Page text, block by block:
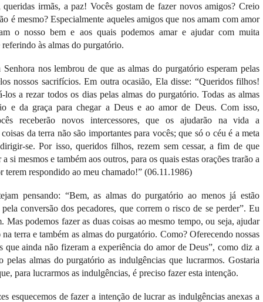
queridas irmãs, a paz! Vocês gostam de fazer novos amigos? Creio
é mesmo? Especialmente aqueles amigos que nos amam com amor
o nosso bem e aos quais podemos amar e ajudar com muita
às almas do purgatório.
Senhora nos lembrou de que as almas do purgatório esperam pelas
nossos sacrifícios. Em outra ocasião, Ela disse: “Queridos filhos!
los a rezar todos os dias pelas almas do purgatório. Todas as almas
e da graça para chegar a Deus e ao amor de Deus. Com isso,
receberão novos intercessores, que os ajudarão na vida a
da terra não são importantes para vocês; que só o céu é a meta
se. Por isso, queridos filhos, rezem sem cessar, a fim de que
si mesmos e também aos outros, para os quais estas orações trarão a
terem respondido ao meu chamado!” (06.11.1986)
pensando: “Bem, as almas do purgatório ao menos já estão
conversão dos pecadores, que correm o risco de se perder”. Eu
Mas podemos fazer as duas coisas ao mesmo tempo, ou seja, ajudar
na terra e também as almas do purgatório. Como? Oferecendo nossas
que ainda não fizeram a experiência do amor de Deus”, como diz a
pelas almas do purgatório as indulgências que lucrarmos. Gostaria
para lucrarmos as indulgências, é preciso fazer esta intenção.
esquecemos de fazer a intenção de lucrar as indulgências anexas a